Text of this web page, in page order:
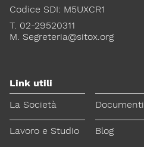
Codice SDI: M5UXCR1
T. 02-29520311
M. Segreteria@sitox.org
Link utili
La Società
Documenti
Lavoro e Studio Blog